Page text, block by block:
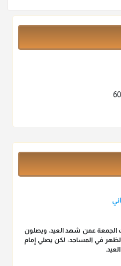
الجمعة عمن شهد العيد، ويصلون
في المساجد، لكن يصلي إمام